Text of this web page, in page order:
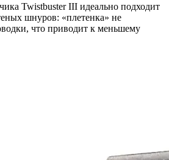
Twistbuster III идеально подходит
шнуров: «плетенка» не
что приводит к меньшему